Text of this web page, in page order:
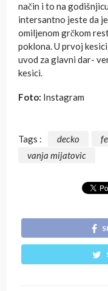
način i to na
intersantno jeste da
omiljenom grčkom
poklona. U prvoj
uvod za glavni dar-
kesici.
Foto: Instagram
Tags : decko
vanja mijatovic